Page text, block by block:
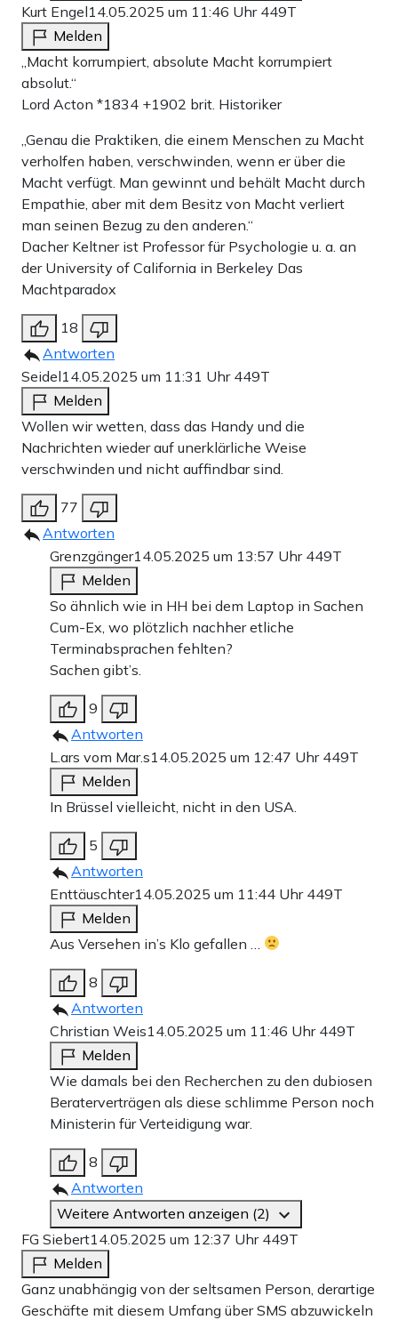
Kurt Engel14.05.2025 um 11:46 Uhr 449T
Melden
„Macht korrumpiert, absolute Macht korrumpiert
absolut.“
Lord Acton *1834 +1902 brit. Historiker
„Genau die Praktiken, die einem Menschen zu Macht
verholfen haben, verschwinden, wenn er über die
Macht verfügt. Man gewinnt und behält Macht durch
Empathie, aber mit dem Besitz von Macht verliert
man seinen Bezug zu den anderen.“
Dacher Keltner ist Professor für Psychologie u. a. an
der University of California in Berkeley Das
Machtparadox
18
Antworten
Seidel14.05.2025 um 11:31 Uhr 449T
Melden
Wollen wir wetten, dass das Handy und die
Nachrichten wieder auf unerklärliche Weise
verschwinden und nicht auffindbar sind.
77
Antworten
Grenzgänger14.05.2025 um 13:57 Uhr 449T
Melden
So ähnlich wie in HH bei dem Laptop in Sachen
Cum-Ex, wo plötzlich nachher etliche
Terminabsprachen fehlten?
Sachen gibt’s.
9
Antworten
L.ars vom Mar.s14.05.2025 um 12:47 Uhr 449T
Melden
In Brüssel vielleicht, nicht in den USA.
5
Antworten
Enttäuschter14.05.2025 um 11:44 Uhr 449T
Melden
Aus Versehen in’s Klo gefallen …
8
Antworten
Christian Weis14.05.2025 um 11:46 Uhr 449T
Melden
Wie damals bei den Recherchen zu den dubiosen
Beraterverträgen als diese schlimme Person noch
Ministerin für Verteidigung war.
8
Antworten
Weitere Antworten anzeigen (2)
FG Siebert14.05.2025 um 12:37 Uhr 449T
Melden
Ganz unabhängig von der seltsamen Person, derartige
Geschäfte mit diesem Umfang über SMS abzuwickeln